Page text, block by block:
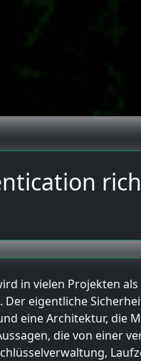
in vielen Projekten
Der eigentliche
eine Architektur, die
die von einer